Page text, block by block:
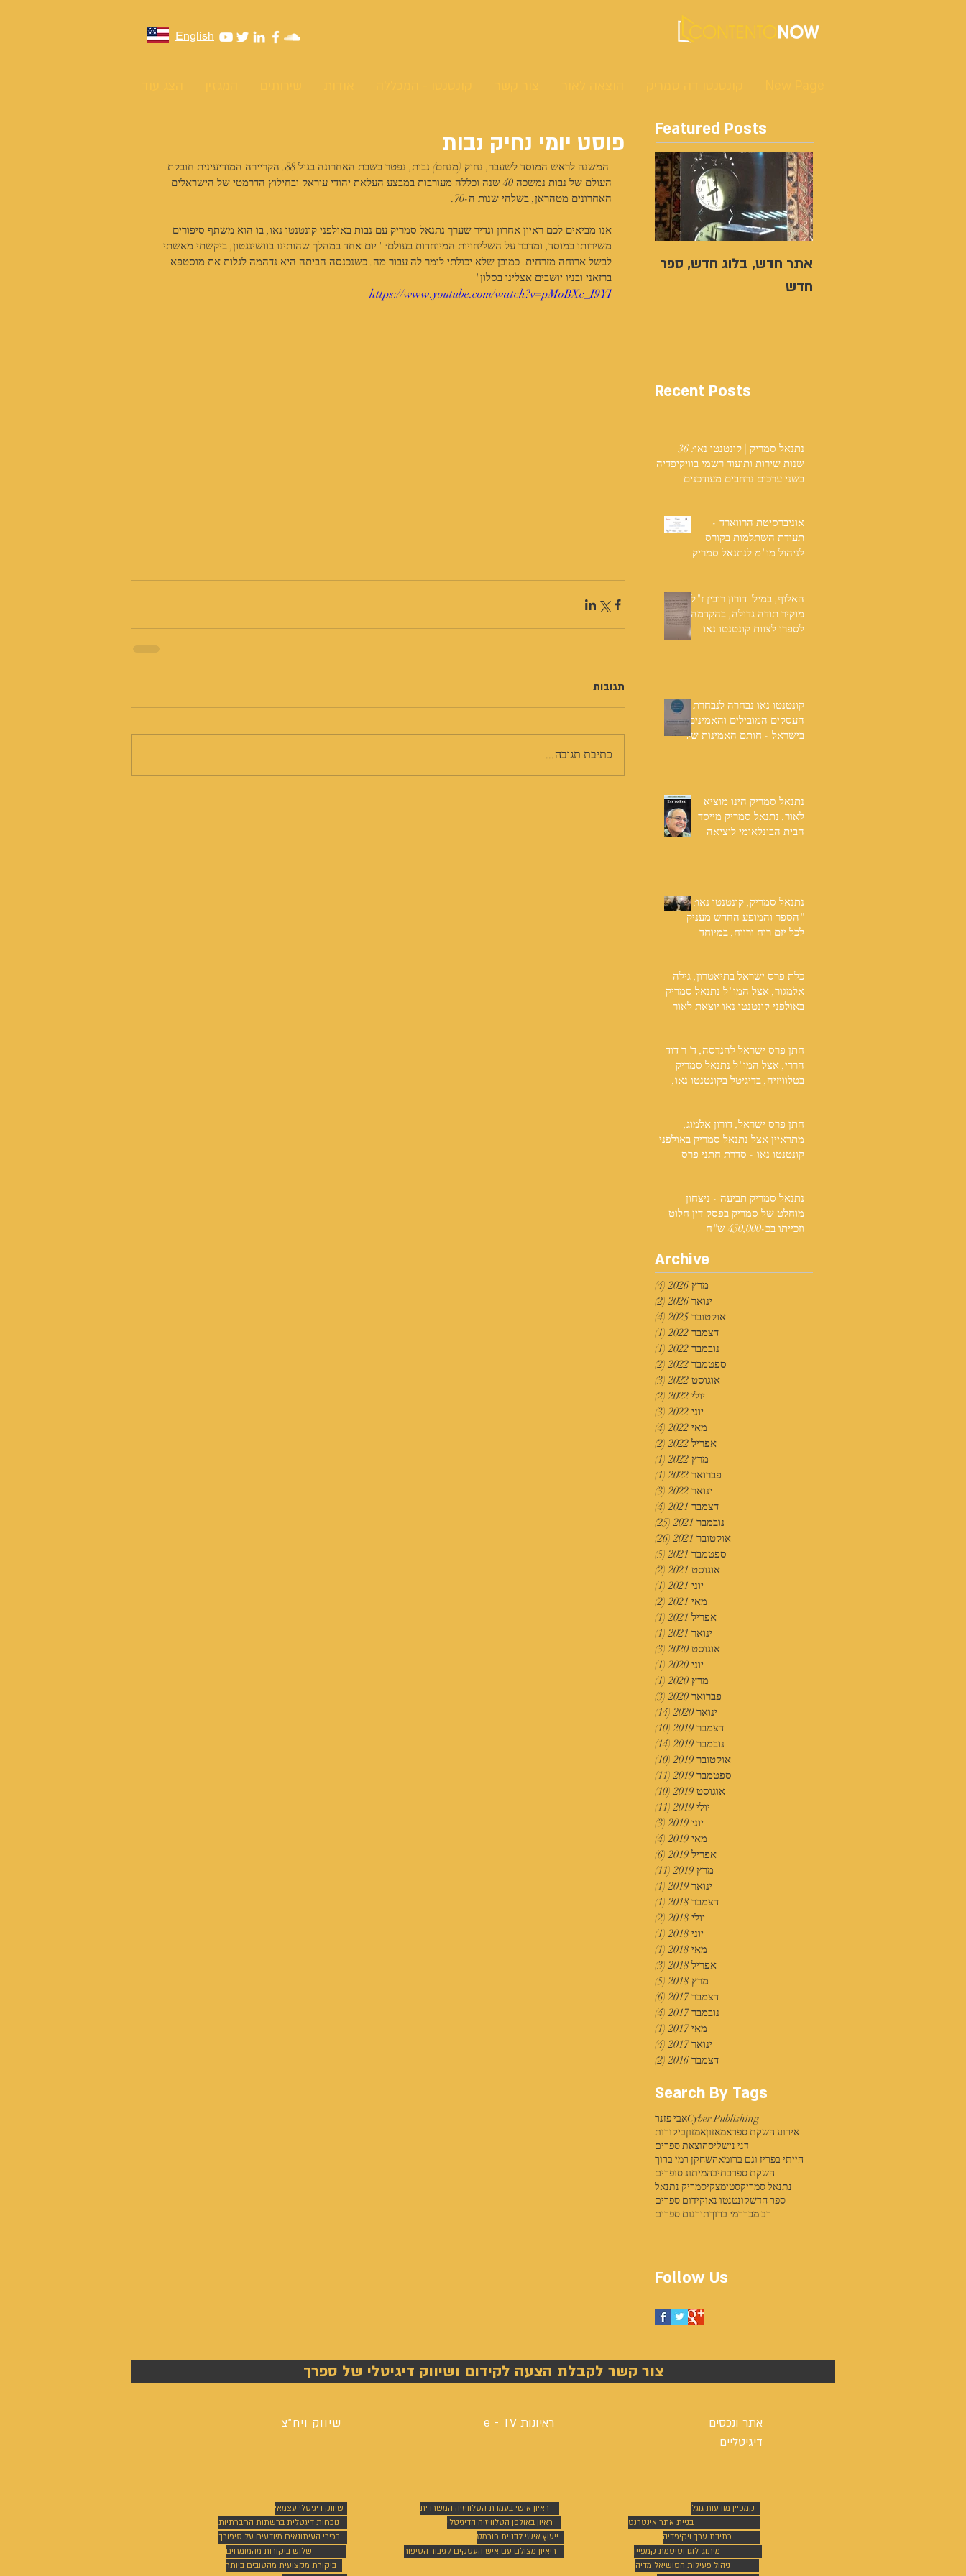
English
פוסט יומי נחיק נבות
המשנה לראש המוסד לשעבר, נחיק (מנחם) נבות, נפטר בשבת האחרונה בגיל 88. הקריירה המודיעינית חובקת
העולם של נבות נמשכה 40 שנה וכללה מעורבות במבצע העלאת יהודי עיראק ובחילוץ הדרמטי של הישראלים
האחרונים מטהראן, בשלהי שנות ה-70.
אנו מביאים לכם ראיון אחרון ונדיר שערך נתנאל סמריק עם נבות באולפני קונטנטו נאו, בו הוא משתף סיפורים
משירותו במוסד, ומדבר על השליחויות המיוחדות בעולם: "יום אחד במהלך שהותינו בוושינגטון, ביקשתי מאשתי
לבשל ארוחה מזרחית. כמובן שלא יכולתי לומר לה עבור מה. כשנכנסה הביתה היא נדהמה לגלות את מוסטפא
ברזאני ובניו יושבים אצלינו בסלון"
https://www.youtube.com/watch?v=pMoBXc_I9YI
תגובות
כתיבת תגובה...
Featured Posts
אתר חדש, בלוג חדש, ספר
חדש
Recent Posts
נתנאל סמריק | קונטנטו נאו: 36
שנות שירות ותיעוד רשמי בוויקיפדיה
בשני ערכים נרחבים מעודכנים
אוניברסיטת הרווארד -
תעודת השתלמות בקורס
לניהול מו"מ לנתנאל סמריק
האלוף, במיל' דורון רובין ז"ל,
מוקיר תודה גדולה, בהקדמה
לספרו לצוות קונטנטו נאו
שליווה אותו בכתיבתו במשך
קונטנטו נאו נבחרה לנבחרת
העסקים המובילים והאמינים
בישראל - חותם האמינות של
נתנאל סמריק הינו מוציא
לאור. נתנאל סמריק מייסד
הבית הבינלאומי ליציאה
נתנאל סמריק, קונטנטו נאו:
"הספר והמופע החדש מעניק
לכל יזם רוח ורווח, במיוחד
כלת פרס ישראל בתיאטרון, גילה
אלמגור, אצל המו"ל נתנאל סמריק
באולפני קונטנטו נאו יוצאת לאור
חתן פרס ישראל להנדסה, ד"ר דוד
הררי, אצל המו"ל נתנאל סמריק
בטלוויזיה, בדיגיטל בקונטנטו נאו,
חתן פרס ישראל, דורון אלמוג,
מתראיין אצל נתנאל סמריק באולפני
קונטנטו נאו - סדרת חתני פרס
נתנאל סמריק תביעה - ניצחון
מוחלט של סמריק בפסק דין חלוט
וזכייתו בכ-450,000 ש"ח
Archive
מרץ 2026 (4)
ינואר 2026
(2)
אוקטובר 2025
(4)
דצמבר 2022
(1)
נובמבר 2022
(1)
ספטמבר 2022
(2)
אוגוסט 2022
(3)
יולי 2022
(2)
יוני 2022
(3)
מאי 2022
(4)
אפריל 2022
(2)
מרץ 2022
(1)
פברואר 2022
(1)
ינואר 2022
(3)
דצמבר 2021
(4)
נובמבר 2021
(25)
אוקטובר 2021
(26)
ספטמבר 2021
(5)
אוגוסט 2021
(2)
יוני 2021
(1)
מאי 2021
(2)
אפריל 2021
(1)
ינואר 2021
(1)
אוגוסט 2020
(3)
יוני 2020
(1)
מרץ 2020
(1)
פברואר 2020
(3)
ינואר 2020
(14)
דצמבר 2019
(10)
נובמבר 2019
(14)
אוקטובר 2019
(10)
ספטמבר 2019
(11)
אוגוסט 2019
(10)
יולי 2019
(11)
יוני 2019
(3)
מאי 2019
(4)
אפריל 2019
(6)
מרץ 2019
(11)
ינואר 2019
(1)
דצמבר 2018
(1)
יולי 2018
(2)
יוני 2018
(1)
מאי 2018
(1)
אפריל 2018
(3)
מרץ 2018
(5)
דצמבר 2017
(6)
נובמבר 2017
(4)
מאי 2017
(1)
ינואר 2017
(4)
דצמבר 2016
(2)
Search By Tags
Cyber Publishingאבי פזנר
אירוע השקת ספראמאזוןאמזוןביקורות
דני נישליסהוצאת ספרים
הייתי בפריז וגם ברומאהשחקן רמי ברוך
השקת ספרכתיבהמיתוג סופרים
נתנאל סמריקסטימצקיסמריק נתנאל
ספר חדשקונטנטו נאוקידום ספרים
רב מכררמי ברוךתירגום ספרים
Follow Us
צור קשר לקבלת הצעה לקידום ושיווק דיגיטלי של ספרך
שיווק ויח"צ
שיווק דיגיטלי עצמאי
נוכחות דיגטלית ברשתות החברתיות
בכירי העיתונאים מיודעים על סיפורך
שלוש ביקורות מהמומחים
ראיונות e - TV
ראיון אישי בעמדת הטלוויזיה המשרדית
ראיון באולפן הטלוויזיה הדיגיטלי
ייעוץ אישי לבניית פורמט
ריאיון מצולם עם איש העסקים / גיבור הסיפור
ביקורת מקצועית מהטובים ביותר
אתר ונכסים
דיגיטליים
קמפיין מודעות גוגל
בניית אתר אינטרנט
כתיבת ערך ויקיפדיה
מיתוג, לוגו וסיסמת קמפיין
ניהול פעילות הסושיאל מדיה